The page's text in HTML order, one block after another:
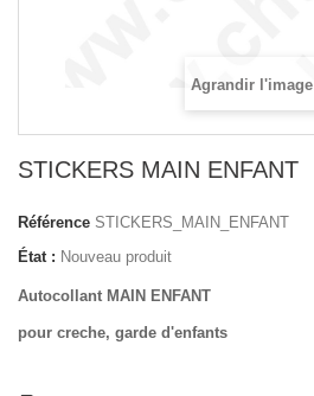
Agrandir l'image
STICKERS MAIN ENFANT
Référence STICKERS_MAIN_ENFANT
État : Nouveau produit
Autocollant MAIN ENFANT
pour creche, garde d'enfants